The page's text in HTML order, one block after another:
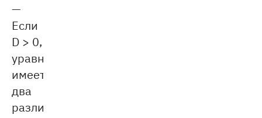
—
Если
D > 0,
уравнение
имеет
два
различных